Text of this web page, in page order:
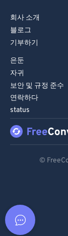
회사 소개
블로그
기부하기
은둔
자귀
보안 및 규정 준수
연락하다
status
©